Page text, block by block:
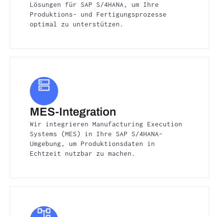
Lösungen für SAP S/4HANA, um Ihre
Produktions- und Fertigungsprozesse
optimal zu unterstützen.
MES-Integration
Wir integrieren Manufacturing Execution
Systems (MES) in Ihre SAP S/4HANA-
Umgebung, um Produktionsdaten in
Echtzeit nutzbar zu machen.